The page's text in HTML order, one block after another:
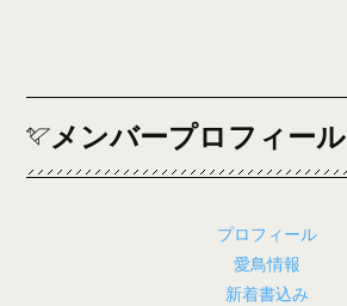
メンバープロフィール
プロフィール
愛鳥情報
新着書込み